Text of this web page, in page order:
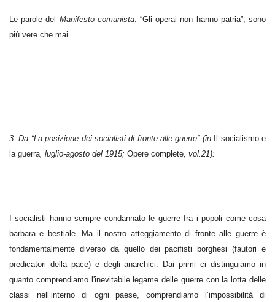
Le parole del Manifesto comunista: “Gli operai non hanno patria”, sono
più vere che mai.
3. Da “La posizione dei socialisti di fronte alle guerre” (in
Il socialismo e
la guerra, luglio-agosto del 1915; Opere complete, vol.21):
I socialisti hanno sempre condannato le guerre fra i popoli come cosa
barbara e bestiale. Ma il nostro atteggiamento di fronte alle guerre è
fondamentalmente diverso da quello dei pacifisti borghesi (fautori e
predicatori della pace) e degli anarchici. Dai primi ci distinguiamo in
quanto comprendiamo l'inevitabile legame delle guerre con la lotta delle
classi nell’interno di ogni paese, comprendiamo l’impossibilità di